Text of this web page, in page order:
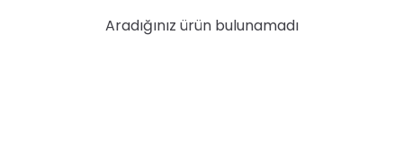
Aradığınız ürün bulunamadı